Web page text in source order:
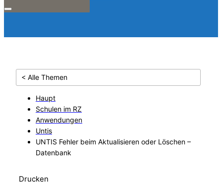
< Alle Themen
Haupt
Schulen im RZ
Anwendungen
Untis
UNTIS Fehler beim Aktualisieren oder Löschen –
Datenbank
Drucken